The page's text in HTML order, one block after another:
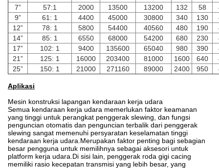
7”
57:1 2000 13500 13200 132 58
9”
61: 1 4400 45000 30800 340 130
12”
78: 1 5800 54400 40560 480 190
14”
85: 1 6550 68000 54200 680 230
17”
102: 1 9400 135600 65040 980 390
21”
125: 1 16000 203400 81000 1600 640
25”
150: 1 21000 271160 89000 2400 950
Aplikasi
Mesin konstruksi lapangan kendaraan kerja udara
Semua kendaraan kerja udara memerlukan faktor keamanan
yang tinggi untuk perangkat penggerak slewing, dan fungsi
penguncian otomatis dan penguncian terbalik dari penggerak
slewing sangat memenuhi persyaratan keselamatan tinggi
kendaraan kerja udara.Merupakan faktor penting bagi sebagian
besar pengguna untuk memilihnya sebagai aksesori untuk
platform kerja udara.Di sisi lain, penggerak roda gigi cacing
memiliki rasio kecepatan transmisi yang lebih besar, yang